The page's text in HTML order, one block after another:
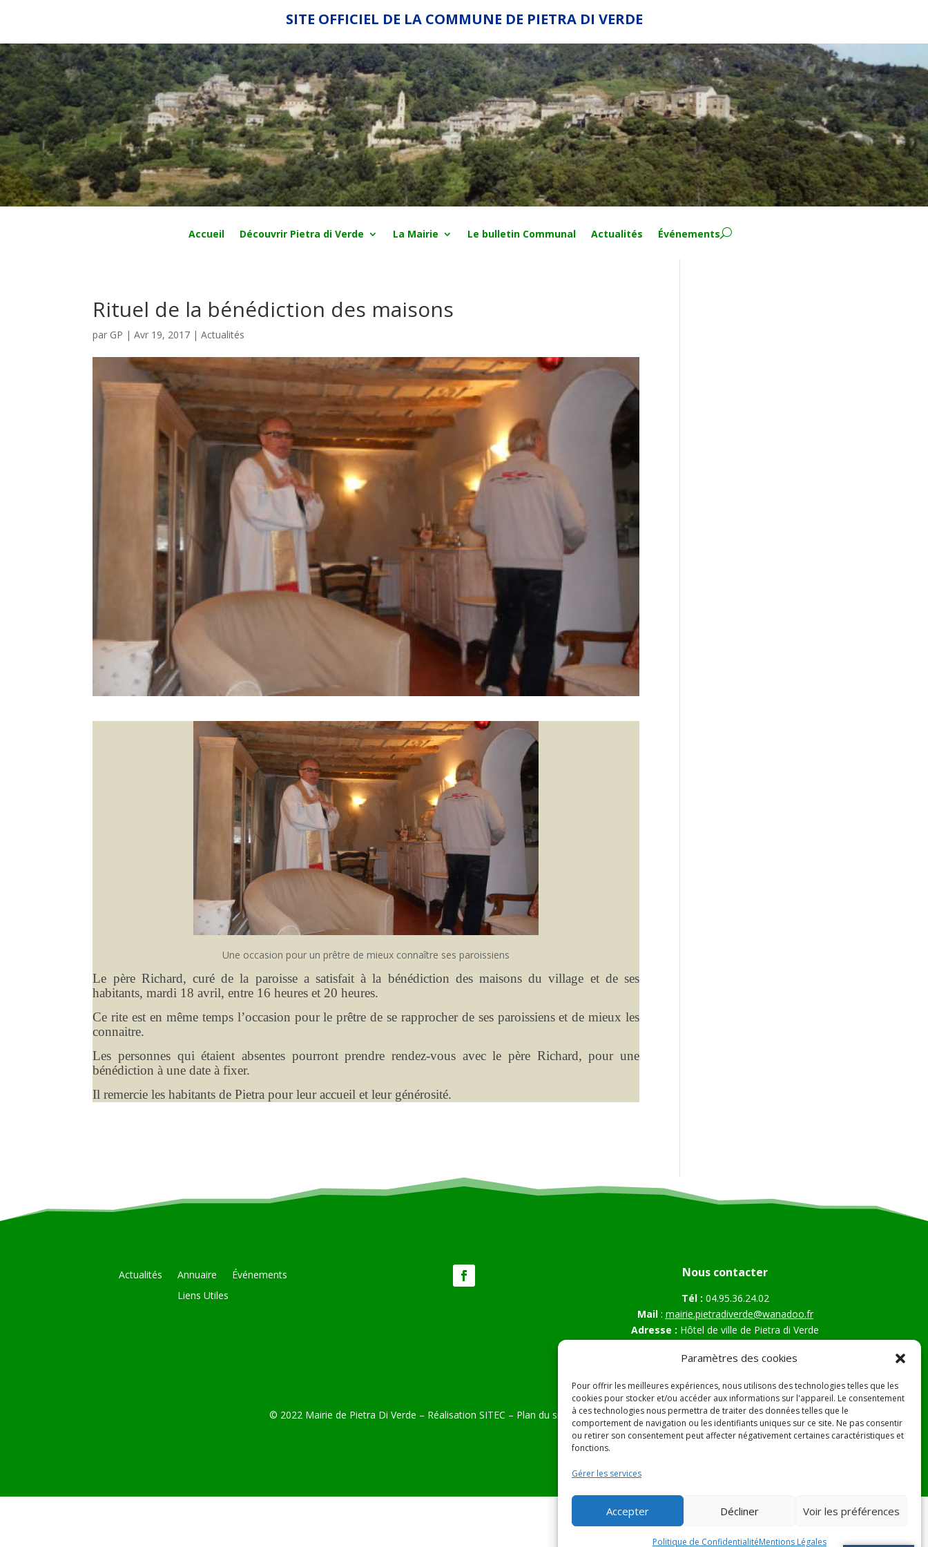
Paramètres des cookies
Pour offrir les meilleures expériences, nous utilisons des technologies telles que les
cookies pour stocker et/ou accéder aux informations sur l'appareil. Le consentement
à ces technologies nous permettra de traiter des données telles que le
comportement de navigation ou les identifiants uniques sur ce site. Ne pas consentir
ou retirer son consentement peut affecter négativement certaines caractéristiques et
fonctions.
Gérer les services
Accepter Décliner Voir les préférences
Politique de ConfidentialitéMentions Légales
SITE OFFICIEL DE LA COMMUNE DE PIETRA DI VERDE
Accueil Découvrir Pietra di Verde La Mairie Le bulletin Communal Actualités Événements
Rituel de la bénédiction des maisons
par GP |Avr 19, 2017 |Actualités
Une occasion pour un prêtre de mieux connaître ses paroissiens
Le père Richard, curé de la paroisse a satisfait à la bénédiction des maisons du village et de ses
habitants, mardi 18 avril, entre 16 heures et 20 heures.
Ce rite est en même temps l’occasion pour le prêtre de se rapprocher de ses paroissiens et de mieux les
connaitre.
Les personnes qui étaient absentes pourront prendre rendez-vous avec le père Richard, pour une
bénédiction à une date à fixer.
Il remercie les habitants de Pietra pour leur accueil et leur générosité.
Actualités Annuaire
Événements
Liens Utiles
Nous contacter
Tél : 04.95.36.24.02
Mail: mairie.pietradiverde@wanadoo.fr
Adresse : Hôtel de ville de Pietra di Verde
20230 Pietra di Verde
© 2022 Mairie de Pietra Di Verde – Réalisation SITEC – Plan du site – Mentions Légales